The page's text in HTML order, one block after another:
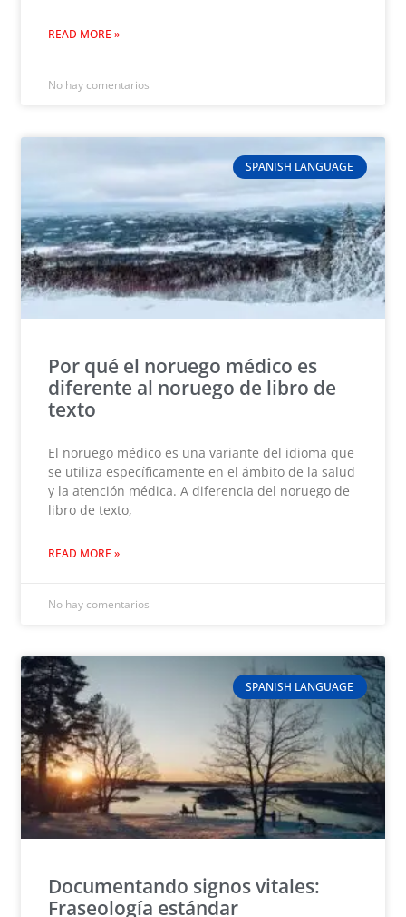
READ MORE »
No hay comentarios
SPANISH LANGUAGE
Por qué el noruego médico es
diferente al noruego de libro de
texto
El noruego médico es una variante del idioma que
se utiliza específicamente en el ámbito de la salud
y la atención médica. A diferencia del noruego de
libro de texto,
READ MORE »
No hay comentarios
SPANISH LANGUAGE
Documentando signos vitales:
Fraseología estándar